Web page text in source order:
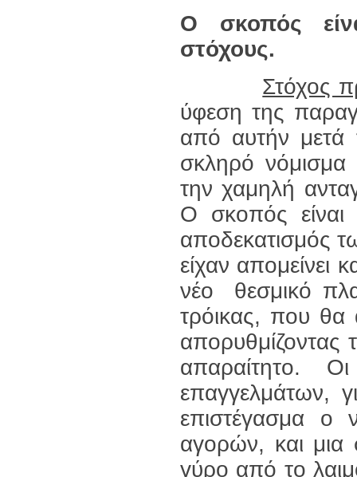
Ο σκοπός
στόχους.
Στόχος
ύφεση της
από αυτήν
σκληρό
την χαμηλή
Ο σκοπός
αποδεκατισμός
είχαν
νέο θεσμικό
τρόικας, που θα
απορυθμίζοντας
απαραίτητο.
επαγγελμάτων,
επιστέγασμα ο
αγορών, και μια
γύρο από το